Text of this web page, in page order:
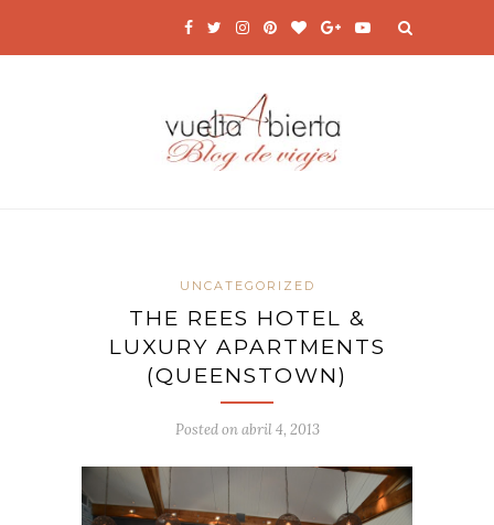
UNCATEGORIZED
THE REES HOTEL &
LUXURY APARTMENTS
(QUEENSTOWN)
Posted onabril 4, 2013